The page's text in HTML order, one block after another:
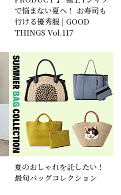
で悩まない夏へ！ お寿司も
行ける優秀服 | GOOD
THINGS Vol.117
夏のおしゃれを託したい！
最旬バッグコレクション